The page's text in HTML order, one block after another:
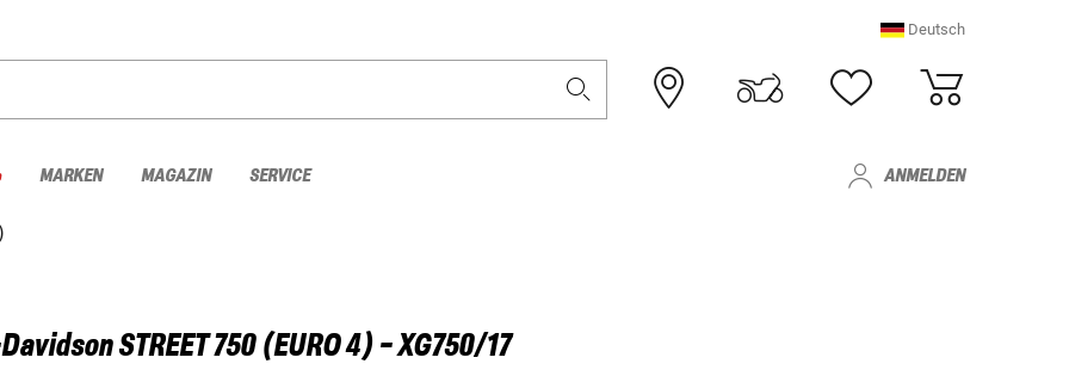
Deutsch
MARKEN MAGAZIN SERVICE ANMELDEN
STREET 750 (EURO 4) - XG750/17